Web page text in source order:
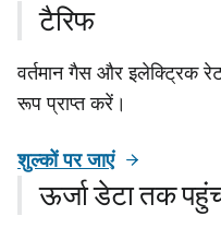
टैरिफ
वर्तमान गैस और इलेक्ट्रिक
रूप प्राप्त करें।
शुल्कों पर जाएं
ऊर्जा डेटा तक